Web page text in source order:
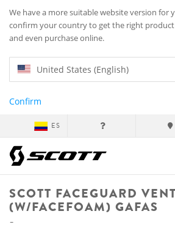
We have a more suitable website version for
confirm your country to get the right
and even purchase online.
United States (English)
Confirm
ES
SCOTT FACEGUARD
(W/FACEFOAM) GAFAS